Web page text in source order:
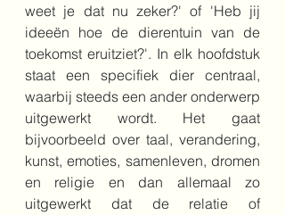
weet je dat nu zeker?' of 'Heb jij
ideeën hoe de dierentuin van de
toekomst eruitziet?'. In elk hoofdstuk
staat een specifiek dier centraal,
waarbij steeds een ander onderwerp
uitgewerkt wordt. Het gaat
bijvoorbeeld over taal, verandering,
kunst, emoties, samenleven, dromen
en religie en dan allemaal zo
uitgewerkt dat de relatie of